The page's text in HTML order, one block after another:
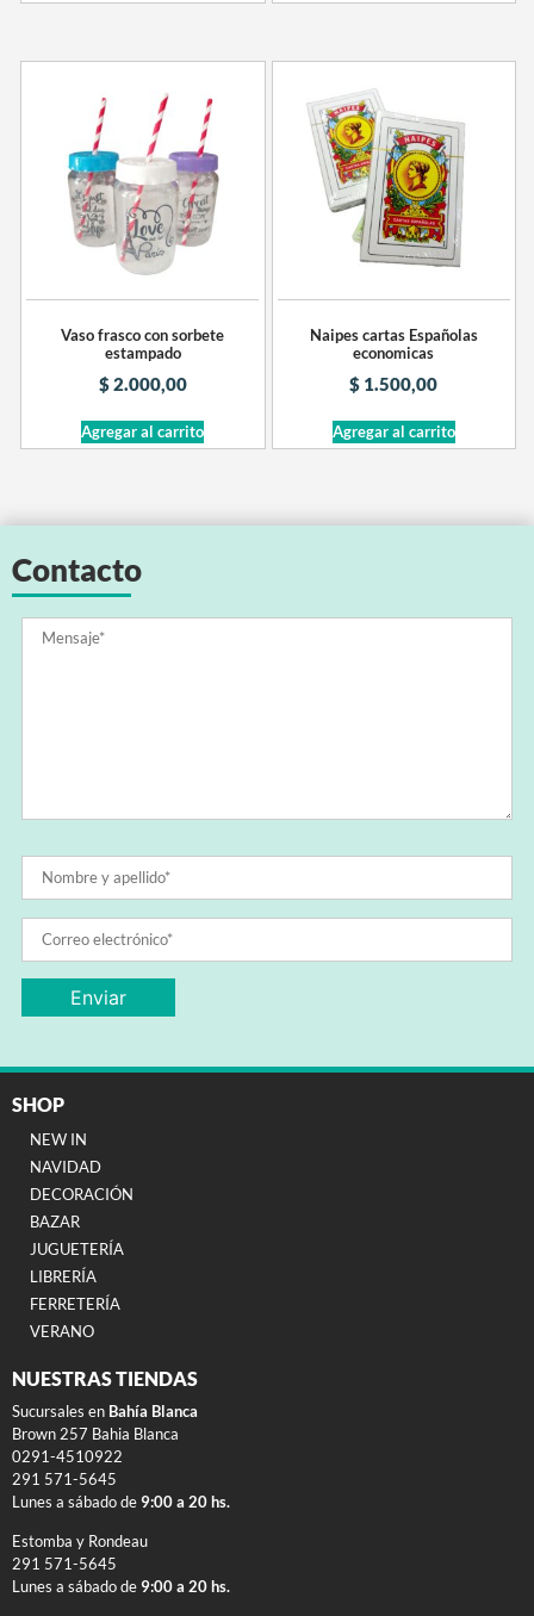
Vaso frasco con sorbete
estampado
$2.000,00
Agregar al carrito
Naipes cartas Españolas
economicas
$ 1.500,00
Agregar al carrito
Contacto
SHOP
NEW IN
NAVIDAD
DECORACIÓN
BAZAR
JUGUETERÍA
LIBRERÍA
FERRETERÍA
VERANO
NUESTRAS TIENDAS
Sucursales en Bahía Blanca
Brown 257 Bahia Blanca
0291-4510922
291 571-5645
Lunes a sábado de 9:00 a 20 hs.
Estomba y Rondeau
291 571-5645
Lunes a sábado de 9:00 a 20 hs.